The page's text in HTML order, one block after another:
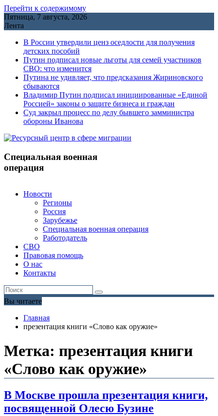
Перейти к содержимому
Пятница, 7 августа, 2026
Лента
В России утвердили ценз оседлости для получения
детских пособий
Путин подписал новые льготы для семей участников
СВО: что изменится
Путина не удивляет, что предсказания Жириновского
сбываются
Владимир Путин подписал инициированные «Единой
Россией» законы о защите бизнеса и граждан
Cуд закрыл процесс по делу бывшего замминистра
обороны Иванова
Специальная военная
операция
Новости
Регионы
Россия
Зарубежье
Специальная военная операция
Работодатель
СВО
Правовая помощь
О нас
Контакты
Вы читаете
Главная
презентация книги «Слово как оружие»
Метка: презентация книги
«Слово как оружие»
В Москве прошла презентация книги,
посвященной Олесю Бузине